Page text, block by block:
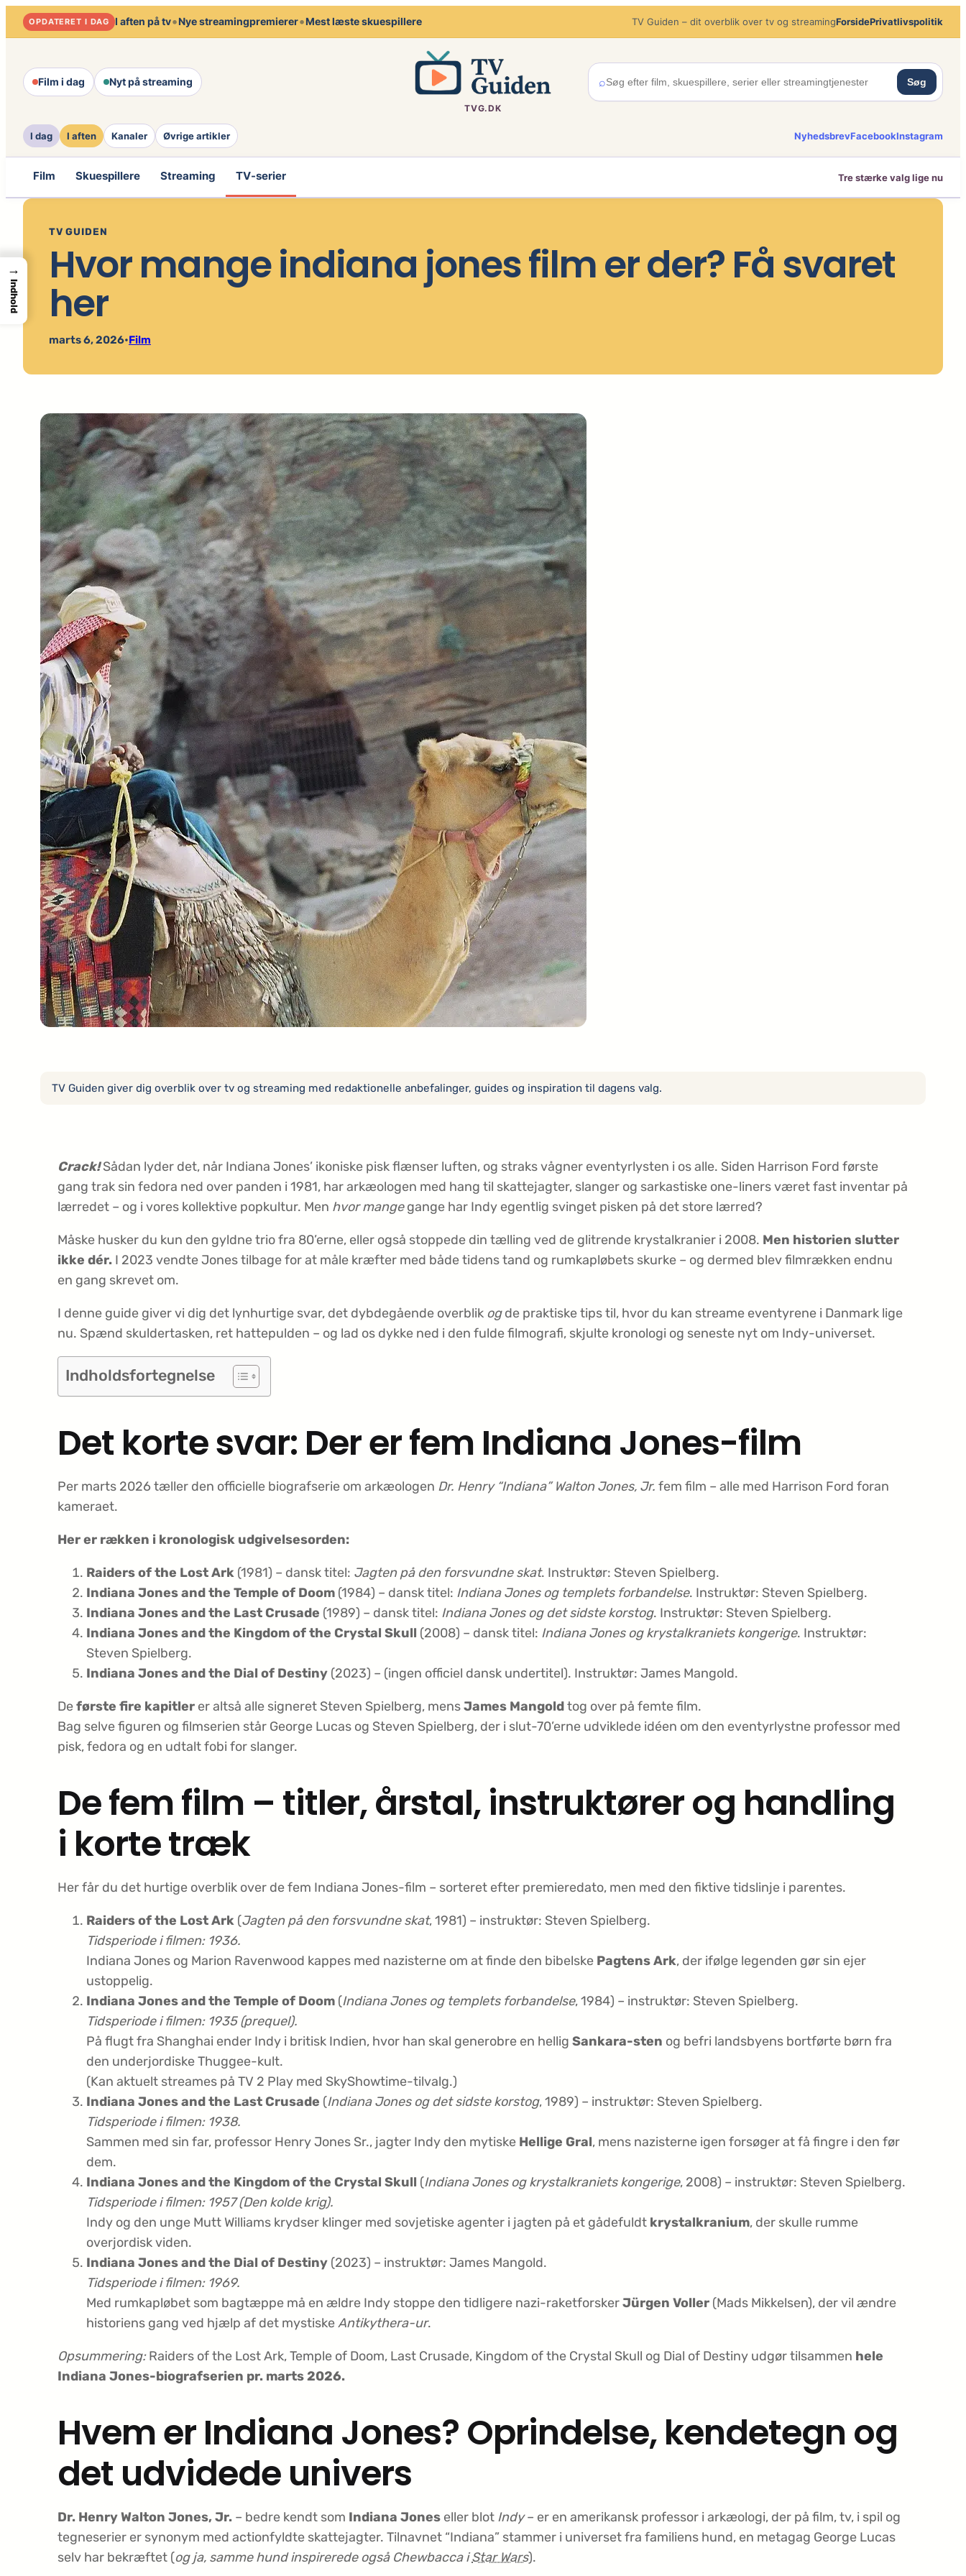
Spring
til
OPDATERET I DAG I aften på tv•Nye streamingpremierer•Mest læste skuespillere TV Guiden – dit overblik over tv og streamingForsidePrivatlivspolitik
Film i dag Nyt på streaming
TVG.DK
⌕ Søg
I dag I aften Kanaler Øvrige artikler NyhedsbrevFacebookInstagram
Film Skuespillere Streaming TV-serier Tre stærke valg lige nu
TV GUIDEN
Hvor mange indiana jones film er der? Få svaret
her
marts 6, 2026•Film
TV Guiden giver dig overblik over tv og streaming med redaktionelle anbefalinger, guides og inspiration til dagens valg.
Crack!Sådan lyder det, når Indiana Jones’ ikoniske pisk flænser luften, og straks vågner eventyrlysten i os alle. Siden Harrison Ford første
gang trak sin fedora ned over panden i 1981, har arkæologen med hang til skattejagter, slanger og sarkastiske one-liners været fast inventar på
lærredet – og i vores kollektive popkultur. Men hvor mangegange har Indy egentlig svinget pisken på det store lærred?
Måske husker du kun den gyldne trio fra 80’erne, eller også stoppede din tælling ved de glitrende krystalkranier i 2008. Men historien slutter
ikke dér. I 2023 vendte Jones tilbage for at måle kræfter med både tidens tand og rumkapløbets skurke – og dermed blev filmrækken endnu
en gang skrevet om.
I denne guide giver vi dig det lynhurtige svar, det dybdegående overblik ogde praktiske tips til, hvor du kan streame eventyrene i Danmark lige
nu. Spænd skuldertasken, ret hattepulden – og lad os dykke ned i den fulde filmografi, skjulte kronologi og seneste nyt om Indy-universet.
Indholdsfortegnelse
Det korte svar: Der er fem Indiana Jones-film
Per marts 2026 tæller den officielle biografserie om arkæologen Dr. Henry “Indiana” Walton Jones, Jr. fem film – alle med Harrison Ford foran
kameraet.
Her er rækken i kronologisk udgivelsesorden:
Raiders of the Lost Ark (1981) – dansk titel: Jagten på den forsvundne skat. Instruktør: Steven Spielberg.
Indiana Jones and the Temple of Doom (1984) – dansk titel: Indiana Jones og templets forbandelse. Instruktør: Steven Spielberg.
Indiana Jones and the Last Crusade (1989) – dansk titel: Indiana Jones og det sidste korstog. Instruktør: Steven Spielberg.
Indiana Jones and the Kingdom of the Crystal Skull (2008) – dansk titel: Indiana Jones og krystalkraniets kongerige. Instruktør:
Steven Spielberg.
Indiana Jones and the Dial of Destiny (2023) – (ingen officiel dansk undertitel). Instruktør: James Mangold.
Deførste fire kapitler er altså alle signeret Steven Spielberg, mensJames Mangoldtog over på femte film.
Bag selve figuren og filmserien står George Lucas og Steven Spielberg, der i slut-70’erne udviklede idéen om den eventyrlystne professor med
pisk, fedora og en udtalt fobi for slanger.
De fem film – titler, årstal, instruktører og handling
i korte træk
Her får du det hurtige overblik over de fem Indiana Jones-film – sorteret efter premieredato, men med den fiktive tidslinje i parentes.
Raiders of the Lost Ark (Jagten på den forsvundne skat, 1981) – instruktør: Steven Spielberg.
Tidsperiode i filmen: 1936.
Indiana Jones og Marion Ravenwood kappes med nazisterne om at finde den bibelske Pagtens Ark, der ifølge legenden gør sin ejer
ustoppelig.
Indiana Jones and the Temple of Doom (Indiana Jones og templets forbandelse, 1984) – instruktør: Steven Spielberg.
Tidsperiode i filmen: 1935 (prequel).
På flugt fra Shanghai ender Indy i britisk Indien, hvor han skal generobre en hellig Sankara-sten og befri landsbyens bortførte børn fra
den underjordiske Thuggee-kult.
(Kan aktuelt streames på TV 2 Play med SkyShowtime-tilvalg.)
Indiana Jones and the Last Crusade (Indiana Jones og det sidste korstog, 1989) – instruktør: Steven Spielberg.
Tidsperiode i filmen: 1938.
Sammen med sin far, professor Henry Jones Sr., jagter Indy den mytiske Hellige Gral, mens nazisterne igen forsøger at få fingre i den før
dem.
Indiana Jones and the Kingdom of the Crystal Skull (Indiana Jones og krystalkraniets kongerige, 2008) – instruktør: Steven Spielberg.
Tidsperiode i filmen: 1957 (Den kolde krig).
Indy og den unge Mutt Williams krydser klinger med sovjetiske agenter i jagten på et gådefuldt krystalkranium, der skulle rumme
overjordisk viden.
Indiana Jones and the Dial of Destiny (2023) – instruktør: James Mangold.
Tidsperiode i filmen: 1969.
Med rumkapløbet som bagtæppe må en ældre Indy stoppe den tidligere nazi-raketforskerJürgen Voller (Mads Mikkelsen), der vil ændre
historiens gang ved hjælp af det mystiskeAntikythera-ur.
Opsummering:Raiders of the Lost Ark, Temple of Doom, Last Crusade, Kingdom of the Crystal Skull og Dial of Destiny udgør tilsammen hele
Indiana Jones-biografserien pr. marts 2026.
Hvem er Indiana Jones? Oprindelse, kendetegn og
det udvidede univers
Dr. Henry Walton Jones, Jr. – bedre kendt som Indiana Jones eller blot Indy– er en amerikansk professor i arkæologi, der på film, tv, i spil og
tegneserier er synonym med actionfyldte skattejagter. Tilnavnet “Indiana” stammer i universet fra familiens hund, en metagag George Lucas
selv har bekræftet (og ja, samme hund inspirerede også Chewbacca iStar Wars).
→
Indhold